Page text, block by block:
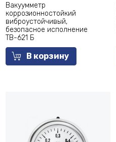
Вакуумметр
коррозионностойкий
виброустойчивый,
безопасное исполнение
ТВ-621 Б
В корзину